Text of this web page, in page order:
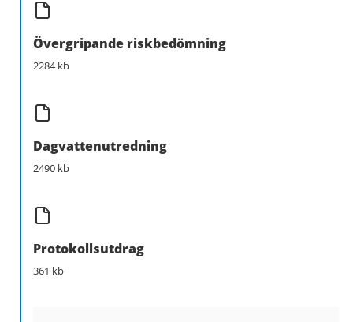
Övergripande riskbedömning
2284 kb
Dagvattenutredning
2490 kb
Protokollsutdrag
361 kb